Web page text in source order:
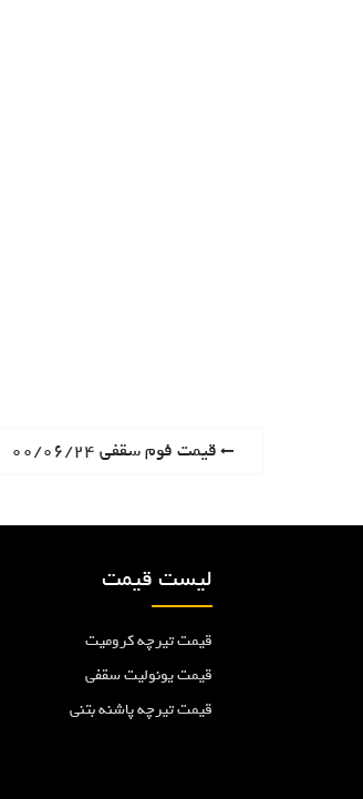
P
v
o
u
s
p
o
قیمت فوم سقفی ۰۰/۰۶/۲۴
لیست قیمت
قیمت تیرچه کرومیت
قیمت یونولیت سقفی
قیمت تیرچه پاشنه بتنی